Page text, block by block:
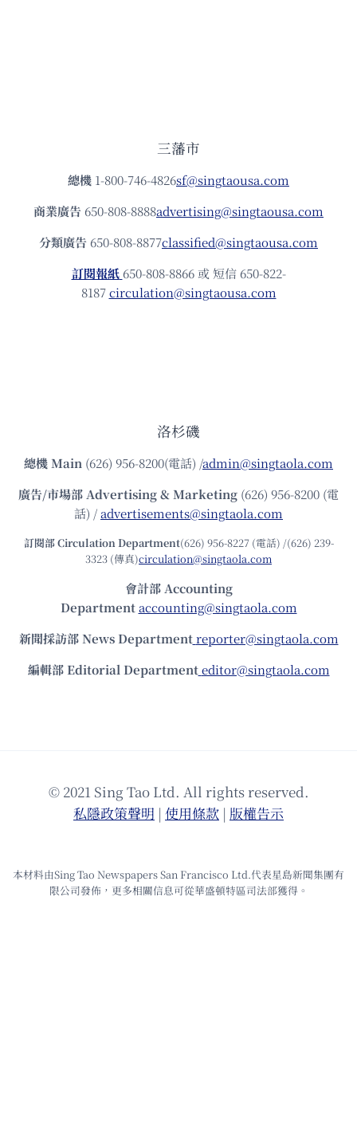
三藩市
總機 1-800-746-4826sf@singtaousa.com
商業廣告 650-808-8888advertising@singtaousa.com
分類廣告 650-808-8877classified@singtaousa.com
訂閱報紙 650-808-8866 或 短信 650-822-
8187circulation@singtaousa.com
洛杉磯
總機Main (626) 956-8200(電話) /admin@singtaola.com
廣告/市場部Advertising & Marketing (626) 956-8200 (電
話) /advertisements@singtaola.com
訂閱部 Circulation Department(626) 956-8227 (電話) /(626) 239-
3323 (傳真)circulation@singtaola.com
會計部 Accounting
Department accounting@singtaola.com
新聞採訪部 News Department reporter@singtaola.com
編輯部 Editorial Department editor@singtaola.com
© 2021 Sing Tao Ltd. All rights reserved.
私隱政策聲明 | 使⽤條款 | 版權告⽰
本材料由Sing Tao Newspapers San Francisco Ltd.代表星島新聞集團有
限公司發佈，更多相關信息可從華盛頓特區司法部獲得。